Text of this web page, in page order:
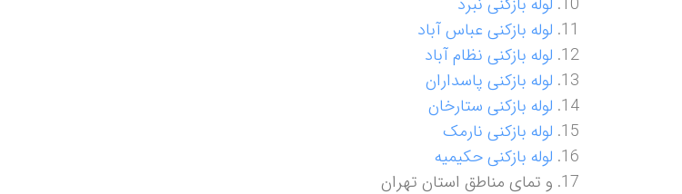
لوله بازکنی عباس آباد
لوله بازکنی نظام آباد
لوله بازکنی پاسداران
لوله بازکنی ستارخان
لوله بازکنی نارمک
لوله بازکنی حکیمیه
و تمای مناطق استان تهران